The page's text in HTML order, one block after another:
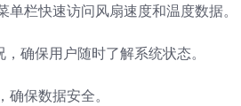
栏快速访问风扇速度和温度数据。
确保用户随时了解系统状态。
保数据安全。